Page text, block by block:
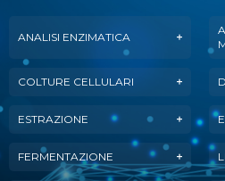
ANALISI ENZIMATICA
COLTURE CELLULARI
ESTRAZIONE
FERMENTAZIONE